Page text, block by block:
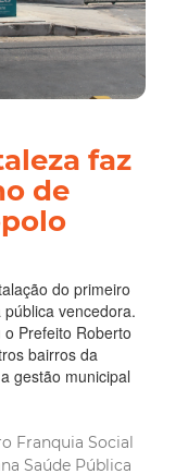
faz
de
do primeiro
vencedora.
Prefeito Roberto
bairros da
gestão municipal
Franquia Social
Saúde Pública